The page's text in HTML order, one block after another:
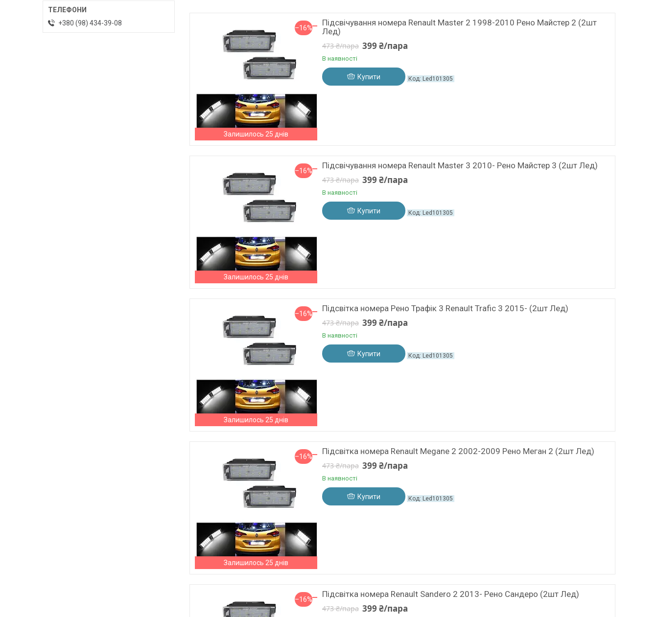
–16%
Залишилось 25 днів
Підсвічування номера Renault Master 2 1998-2010 Рено Майстер 2 (2шт
Лед)
473 ₴/пара 399 ₴/пара
В наявності
Купити Led101305
–16%
Залишилось 25 днів
Підсвічування номера Renault Master 3 2010- Рено Майстер 3 (2шт Лед)
473 ₴/пара 399 ₴/пара
В наявності
Купити Led101305
–16%
Залишилось 25 днів
Підсвітка номера Рено Трафік 3 Renault Trafic 3 2015- (2шт Лед)
473 ₴/пара 399 ₴/пара
В наявності
Купити Led101305
–16%
Залишилось 25 днів
Підсвітка номера Renault Megane 2 2002-2009 Рено Меган 2 (2шт Лед)
473 ₴/пара 399 ₴/пара
В наявності
Купити Led101305
–16%
Підсвітка номера Renault Sandero 2 2013- Рено Сандеро (2шт Лед)
473 ₴/пара 399 ₴/пара
+380 (98) 434-39-08